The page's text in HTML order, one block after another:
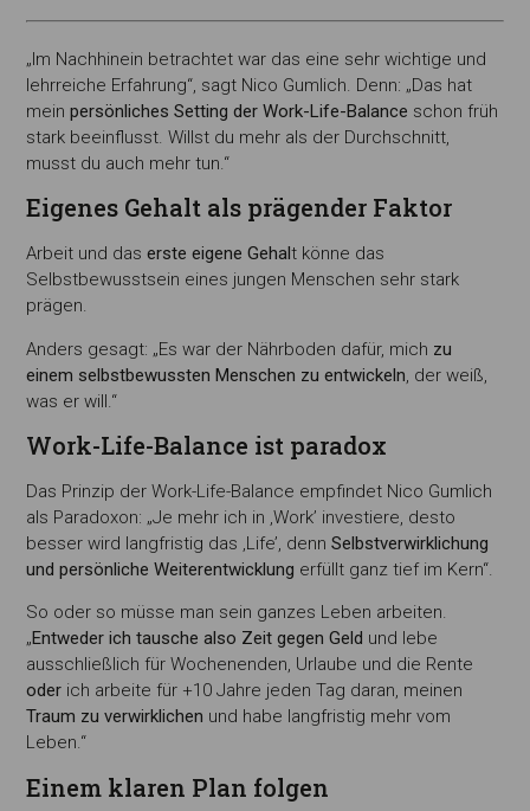
„Im Nachhinein betrachtet war das eine sehr wichtige und
lehrreiche Erfahrung“, sagt Nico Gumlich. Denn: „Das hat
meinpersönliches Setting der Work-Life-Balance schon früh
stark beeinflusst. Willst du mehr als der Durchschnitt,
musst du auch mehr tun.“
Eigenes Gehalt als prägender Faktor
Arbeit und daserste eigene Gehalt könne das
Selbstbewusstsein eines jungen Menschen sehr stark
prägen.
Anders gesagt: „Es war der Nährboden dafür, mich zu
einem selbstbewussten Menschen zu entwickeln , der weiß,
was er will.“
Work-Life-Balance ist paradox
Das Prinzip der Work-Life-Balance empfindet Nico Gumlich
als Paradoxon: „Je mehr ich in ‚Work’ investiere, desto
besser wird langfristig das ‚Life’, dennSelbstverwirklichung
und persönliche Weiterentwicklung erfüllt ganz tief im Kern“.
So oder so müsse man sein ganzes Leben arbeiten.
„Entweder ich tausche also Zeit gegen Geld und lebe
ausschließlich für Wochenenden, Urlaube und die Rente
oder ich arbeite für +10 Jahre jeden Tag daran, meinen
Traum zu verwirklichen und habe langfristig mehr vom
Leben.“
Einem klaren Plan folgen